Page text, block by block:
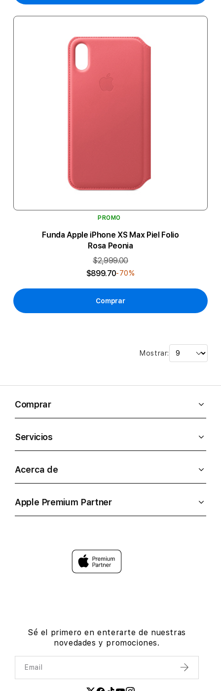
PROMO
Funda Apple iPhone XS Max Piel Folio
Rosa Peonia
$2,999.00
$899.70-70%
Comprar
Mostrar:
Comprar
Servicios
Acerca de
Apple Premium Partner
Sé el primero en enterarte de nuestras
novedades y promociones.
Email